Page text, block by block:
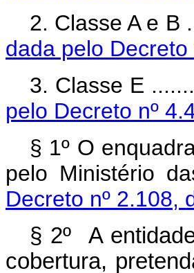
2. Classe A e
dada pelo
3. Classe E
pelo Decreto nº
§ 1º O
pelo
Decreto nº 2.108,
§ 2º A
cobertura,